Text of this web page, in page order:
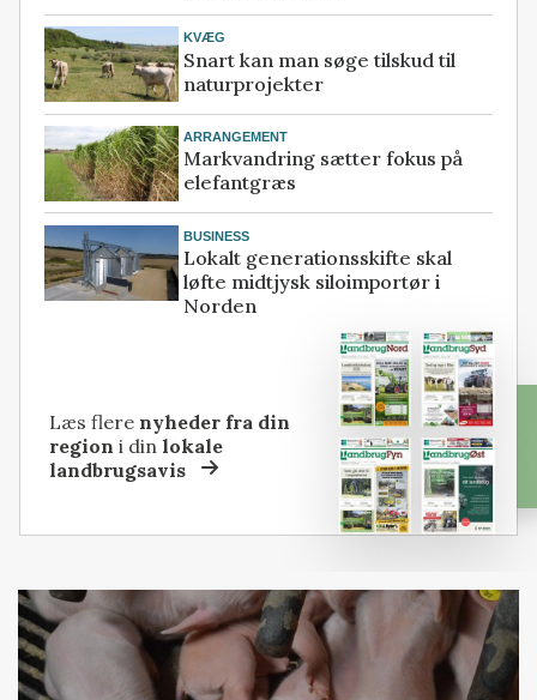
KVÆG
Snart kan man søge tilskud til
naturprojekter
ARRANGEMENT
Markvandring sætter fokus på
elefantgræs
BUSINESS
Lokalt generationsskifte skal
løfte midtjysk siloimportør i
Norden
Læs flere nyheder fra din
region i dinlokale
landbrugsavis